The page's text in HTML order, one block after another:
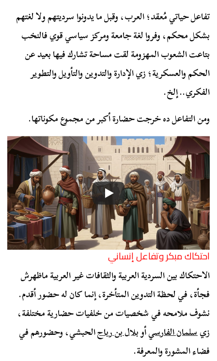
تفاعل حياتي مُعقد؛ العرب، وقبل ما يدونوا سرديتهم ولا لغتهم
بشكل محكم، وفروا لغة جامعة ومركز سياسي قوي فالنخب
بتاعت الشعوب المهزومة لقت مساحة تشارك فيها بعيد عن
الحكم والعسكرية؛ زي الإدارة والتدوين والتأويل والتطوير
الفكري.. إلخ.
ومن التفاعل ده خرجت حضارة أكبر من مجموع مكوناتها.
احتكاك مبكر وتفاعل إنساني
الاحتكاك بين السردية العربية والثقافات غير العربية ماظهرش
فجأة، في لحظة التدوين المتأخرة، إنما كان له حضور أقدم.
نشوف ملامحه في شخصيات من خلفيات حضارية مختلفة،
زيسلمان الفارسيأوبلال بن رباحالحبشي، وحضورهم في
فضاء المشورة والمعرفة.